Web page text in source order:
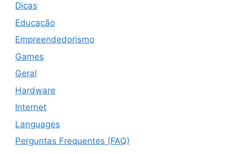
Dicas
Educação
Empreendedorismo
Games
Geral
Hardware
Internet
Languages
Perguntas Frequentes (FAQ)